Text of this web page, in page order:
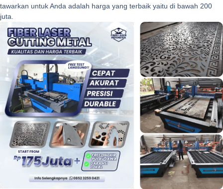
tawarkan untuk Anda adalah harga yang terbaik yaitu di bawah 200
juta.